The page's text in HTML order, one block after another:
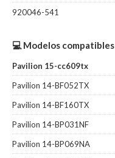
920046-541
💻 Modelos compatibles
Pavilion 15-cc609tx
Pavilion 14-BF052TX
Pavilion 14-BF160TX
Pavilion 14-BP031NF
Pavilion 14-BP069NA